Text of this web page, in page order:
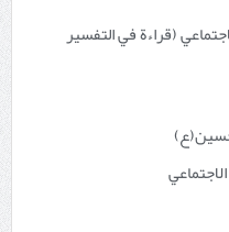
(قراءة في التفسير